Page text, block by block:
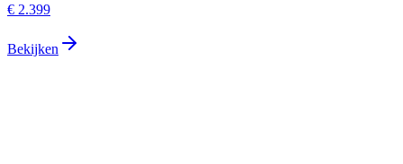
€ 2.399
Bekijken